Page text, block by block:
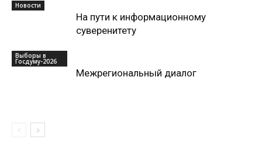
Новости
На пути к информационному
суверенитету
Выборы в
Госдуму-2026
Межрегиональный диалог